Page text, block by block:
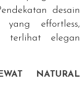
desain
yang effortless,
terlihat elegan
NATURAL